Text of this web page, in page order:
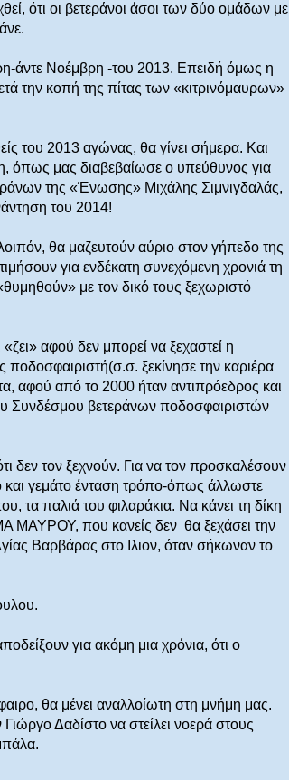
ότι οι βετεράνοι άσοι των δύο ομάδων με
άντε Νοέμβρη -του 2013. Επειδή όμως η
την κοπή της πίτας των «κιτρινόμαυρων»
του 2013 αγώνας, θα γίνει σήμερα. Και
όπως μας διαβεβαίωσε ο υπεύθυνος για
της «Ένωσης» Μιχάλης Σιμνιγδαλάς,
του 2014!
θα μαζευτούν αύριο στον γήπεδο της
για ενδέκατη συνεχόμενη χρονιά τη
με τον δικό τους ξεχωριστό
«ζει» αφού δεν μπορεί να ξεχαστεί η
ξεκίνησε την καριέρα
αφού από το 2000 ήταν αντιπρόεδρος και
Συνδέσμου βετεράνων ποδοσφαιριστών
δεν τον ξεχνούν. Για να τον προσκαλέσουν
και γεμάτο ένταση τρόπο-όπως άλλωστε
τα παλιά του φιλαράκια. Να κάνει τη δίκη
ΜΑΥΡΟΥ, που κανείς δεν θα ξεχάσει την
Βαρβάρας στο Ιλιον, όταν σήκωναν το
για ακόμη μια χρόνια, ότι ο
θα μένει αναλλοίωτη στη μνήμη μας.
Δαδίστο να στείλει νοερά στους